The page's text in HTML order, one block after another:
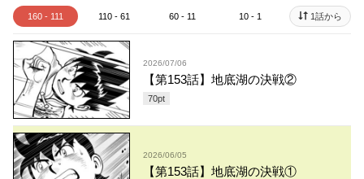
160 - 111 110 - 61 60 - 11 10 - 1 1話から
2026/07/06
【第153話】地底湖の決戦②
70pt
2026/06/05
【第153話】地底湖の決戦①